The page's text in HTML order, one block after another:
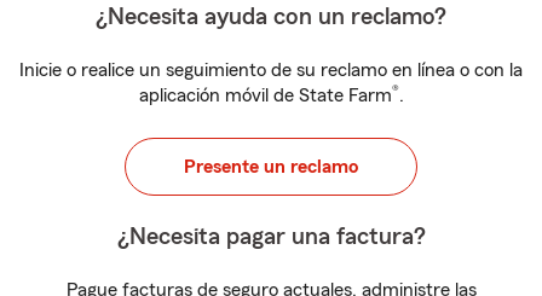
¿Necesita ayuda con un reclamo?
Inicie o realice un seguimiento de su reclamo en línea o con la
aplicación móvil de State Farm®.
Presente un reclamo
¿Necesita pagar una factura?
Pague facturas de seguro actuales, administre las